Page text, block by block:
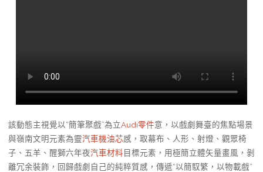
該動態主視覺以“簡筆聚戲”為立Audi零件意，以戲劇舞臺的焦點場景
與嶺南文明元素為靈汽車機油芯感，取幕布、人形、射燈、觀眾椅
子、五羊、醒獅六年夜汽車材料 目標元素，用極簡立體矢量畫風，剝
離冗余裝飾，回歸戲劇自己的純粹質感，傳遞“以簡馭繁，以物載戲”